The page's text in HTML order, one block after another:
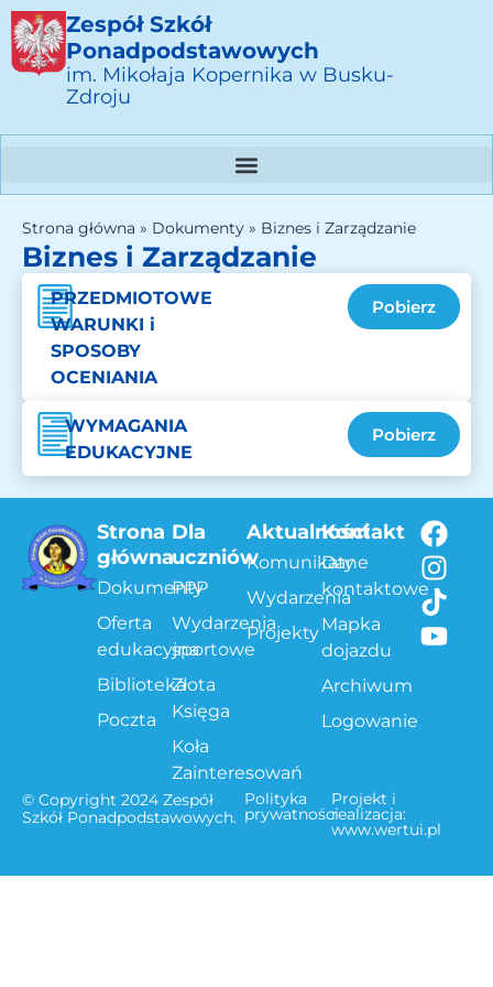
Zespół Szkół
Ponadpodstawowych
im. Mikołaja Kopernika w Busku-
Zdroju
Strona główna » Dokumenty » Biznes i Zarządzanie
Biznes i Zarządzanie
PRZEDMIOTOWE
WARUNKI i
SPOSOBY
OCENIANIA
Pobierz
WYMAGANIA
EDUKACYJNE
Pobierz
Strona
główna
Dokumenty
Oferta
edukacyjna
Biblioteka
Poczta
Dla
uczniów
PPP
Wydarzenia
sportowe
Złota
Księga
Koła
Zainteresowań
Aktualności
Komunikaty
Wydarzenia
Projekty
Kontakt
Dane
kontaktowe
Mapka
dojazdu
Archiwum
Logowanie
© Copyright 2024 Zespół
Szkół Ponadpodstawowych.
Polityka
prywatności
Projekt i
realizacja:
www.wertui.pl